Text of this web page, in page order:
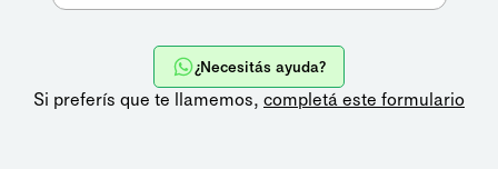
¿Necesitás ayuda?
Si preferís que te llamemos, completá este formulario